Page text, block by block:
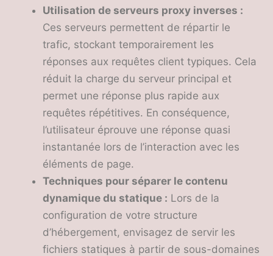
Utilisation de serveurs proxy inverses :
Ces serveurs permettent de répartir le
trafic, stockant temporairement les
réponses aux requêtes client typiques. Cela
réduit la charge du serveur principal et
permet une réponse plus rapide aux
requêtes répétitives. En conséquence,
l’utilisateur éprouve une réponse quasi
instantanée lors de l’interaction avec les
éléments de page.
Techniques pour séparer le contenu
dynamique du statique : Lors de la
configuration de votre structure
d’hébergement, envisagez de servir les
fichiers statiques à partir de sous-domaines